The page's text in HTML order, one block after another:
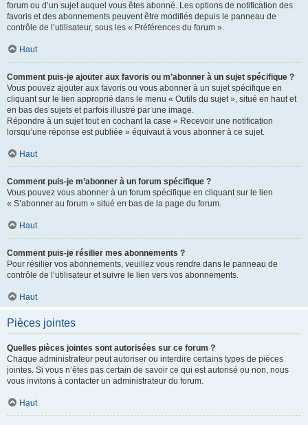
forum ou d’un sujet auquel vous êtes abonné. Les options de notification des
favoris et des abonnements peuvent être modifiés depuis le panneau de
contrôle de l’utilisateur, sous les « Préférences du forum ».
Haut
Comment puis-je ajouter aux favoris ou m’abonner à un sujet spécifique ?
Vous pouvez ajouter aux favoris ou vous abonner à un sujet spécifique en
cliquant sur le lien approprié dans le menu « Outils du sujet », situé en haut et
en bas des sujets et parfois illustré par une image.
Répondre à un sujet tout en cochant la case « Recevoir une notification
lorsqu’une réponse est publiée » équivaut à vous abonner à ce sujet.
Haut
Comment puis-je m’abonner à un forum spécifique ?
Vous pouvez vous abonner à un forum spécifique en cliquant sur le lien
« S’abonner au forum » situé en bas de la page du forum.
Haut
Comment puis-je résilier mes abonnements ?
Pour résilier vos abonnements, veuillez vous rendre dans le panneau de
contrôle de l’utilisateur et suivre le lien vers vos abonnements.
Haut
Pièces jointes
Quelles pièces jointes sont autorisées sur ce forum ?
Chaque administrateur peut autoriser ou interdire certains types de pièces
jointes. Si vous n’êtes pas certain de savoir ce qui est autorisé ou non, nous
vous invitons à contacter un administrateur du forum.
Haut